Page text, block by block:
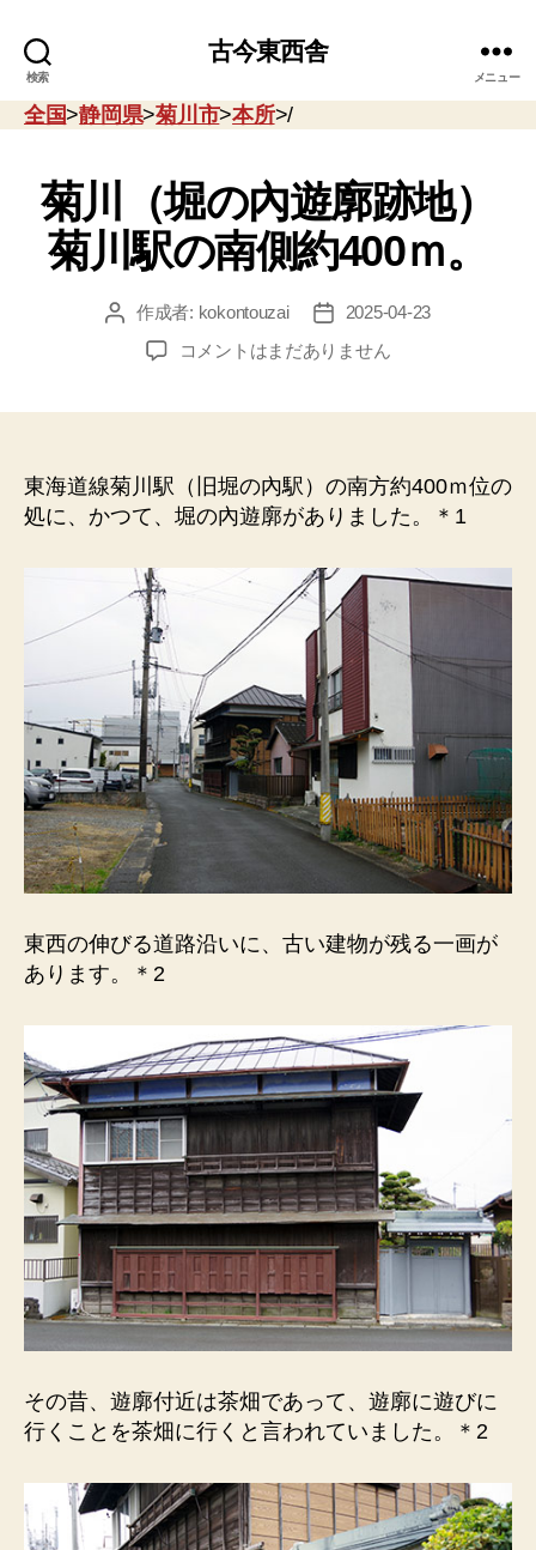
検索
古今東西舎
メニュー
全国>静岡県>菊川市>本所>/
菊川（堀の內遊廓跡地）
菊川駅の南側約400ｍ。
投 作成者: kokontouzai
投
稿
日
2025-04-23
菊
遊
廓
の
側
約
400
ｍ。
コメントはまだありません
東海道線菊川駅（旧堀の內駅）の南方約400ｍ位の
処に、かつて、堀の內遊廓がありました。＊1
東西の伸びる道路沿いに、古い建物が残る一画が
あります。＊2
その昔、遊廓付近は茶畑であって、遊廓に遊びに
行くことを茶畑に行くと言われていました。＊2